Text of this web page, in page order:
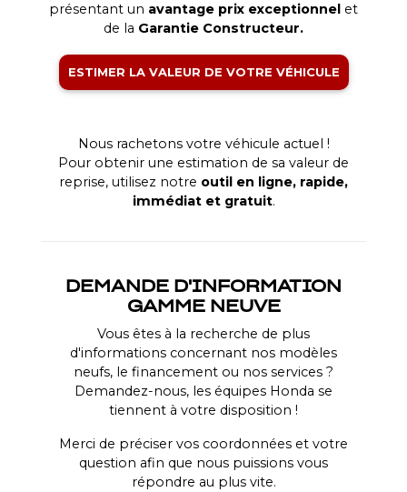
présentant un avantage prix exceptionnel et
de la Garantie Constructeur.
ESTIMER LA VALEUR DE VOTRE VÉHICULE
Nous rachetons votre véhicule actuel !
Pour obtenir une estimation de sa valeur de
reprise, utilisez notre outil en ligne, rapide,
immédiat et gratuit.
DEMANDE D'INFORMATION
GAMME NEUVE
Vous êtes à la recherche de plus
d'informations concernant nos modèles
neufs, le financement ou nos services ?
Demandez-nous, les équipes Honda se
tiennent à votre disposition !
Merci de préciser vos coordonnées et votre
question afin que nous puissions vous
répondre au plus vite.